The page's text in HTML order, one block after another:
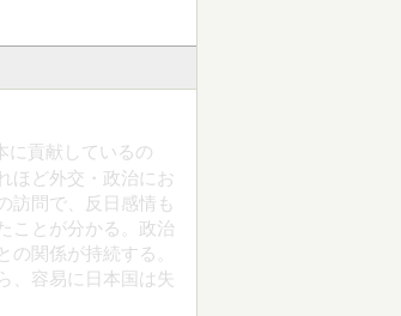
に貢献しているの
ほど外交・政治にお
訪問で、反日感情も
ことが分かる。政治
関係が持続する。
、容易に日本国は失